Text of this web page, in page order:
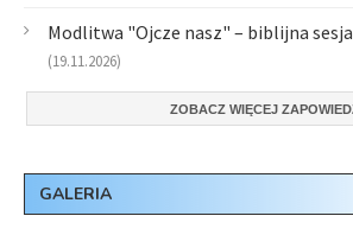
Modlitwa "Ojcze nasz" – biblijna
(19.11.2026)
ZOBACZ WIĘCEJ
GALERIA